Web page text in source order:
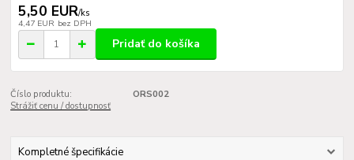
5,50 EUR/ks
4,47 EUR bez DPH
Pridať do košíka
Číslo produktu:
ORS002
Strážiť cenu / dostupnosť
Kompletné špecifikácie